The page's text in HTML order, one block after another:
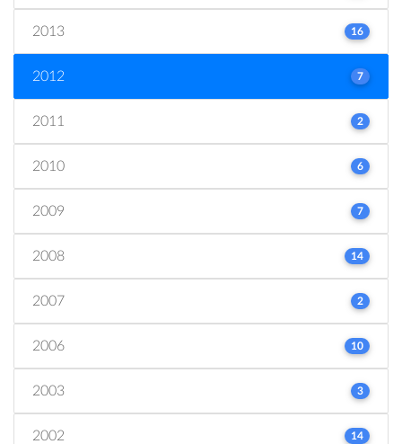
2013 16
2012 7
2011 2
2010 6
2009 7
2008 14
2007 2
2006 10
2003 3
2002 14